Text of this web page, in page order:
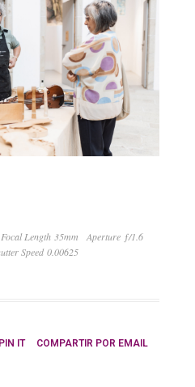
Focal Length 35mm
Aperture ƒ/1.6
Speed 0.00625
PIN IT COMPARTIR POR EMAIL